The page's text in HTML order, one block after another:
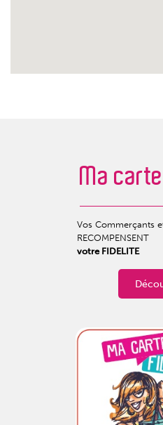
Ma carte
Vos Commerçants
RECOMPENSENT
votre FIDELITE